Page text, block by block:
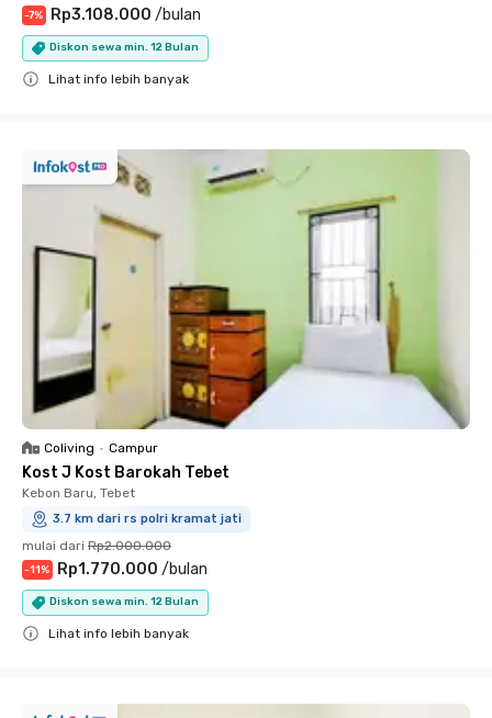
-7% Rp3.108.000 /bulan
Diskon sewa min. 12 Bulan
Lihat info lebih banyak
Coliving • Campur
Kost J Kost Barokah Tebet
Kebon Baru, Tebet
3.7 km dari rs polri kramat jati
mulai dari Rp2.000.000
-11% Rp1.770.000 /bulan
Diskon sewa min. 12 Bulan
Lihat info lebih banyak